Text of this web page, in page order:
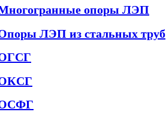
опоры ЛЭП
ЛЭП из стальных труб